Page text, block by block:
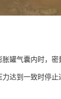
胀罐气囊内时，
达到一致时停